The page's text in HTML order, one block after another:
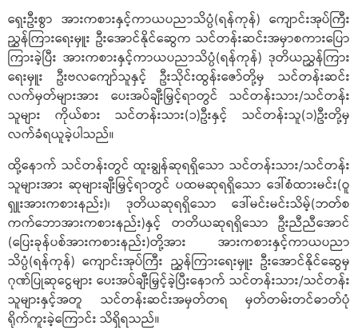
ရှေးဦးစွာ အားကစားနှင့်ကာယပညာသိပ္ပံ(ရန်ကုန်) ကျောင်းအုပ်ကြီး
ညွှန်ကြားရေးမှူး ဦးအောင်နိုင်ဆွေက သင်တန်းဆင်းအမှာစကားပြော
ကြားခဲ့ပြီး အားကစားနှင့်ကာယပညာသိပ္ပံ(ရန်ကုန်) ဒုတိယညွှန်ကြား
ရေးမှူး ဦးဗလကျော်သူနှင့် ဦးသိုင်းထွန်းဇော်တို့မှ သင်တန်းဆင်း
လက်မှတ်များအား ပေးအပ်ချီးမြှင့်ရာတွင် သင်တန်းသား/သင်တန်း
သူများ ကိုယ်စား သင်တန်းသား(၁)ဦးနှင့် သင်တန်းသူ(၁)ဦးတို့မှ
လက်ခံရယူခဲ့ပါသည်။
ထို့နောက် သင်တန်းတွင် ထူးချွန်ဆုရရှိသော သင်တန်းသား/သင်တန်း
သူများအား ဆုများချီးမြှင့်ရာတွင် ပထမဆုရရှိသော ဒေါ်စံထားမင်း(ဝူ
ရှူးအားကစားနည်း)၊ ဒုတိယဆုရရှိသော ဒေါ်မင်းမင်းသိမ့်(ဘတ်စ
ကက်ဘောအားကစားနည်း)နှင့် တတိယဆုရရှိသော ဦးညီညီအောင်
(ပြေးခုန်ပစ်အားကစားနည်း)တို့အား အားကစားနှင့်ကာယပညာ
သိပ္ပံ(ရန်ကုန်) ကျောင်းအုပ်ကြီး ညွှန်ကြားရေးမှူး ဦးအောင်နိုင်ဆွေမှ
ဂုဏ်ပြုဆုငွေများ ပေးအပ်ချီးမြှင့်ခဲ့ပြီးနောက် သင်တန်းသား/သင်တန်း
သူများနှင့်အတူ သင်တန်းဆင်းအမှတ်တရ မှတ်တမ်းတင်ဓာတ်ပုံ
ရိုက်ကူးခဲ့ကြောင်း သိရှိရသည်။